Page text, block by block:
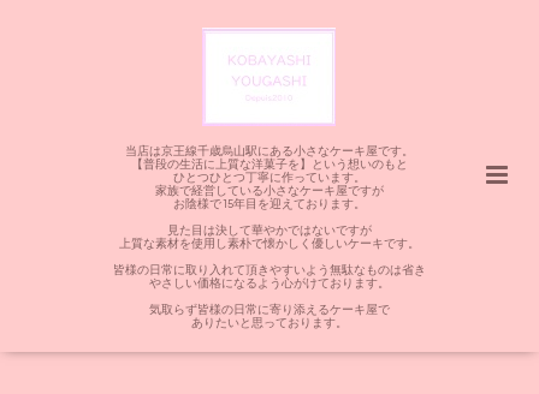
当店は京王線千歳烏山駅にある小さなケーキ屋です。
【普段の生活に上質な洋菓子を】という想いのもと
ひとつひとつ丁寧に作っています。
家族で経営している小さなケーキ屋ですが
お陰様で15年目を迎えております。
見た目は決して華やかではないですが
上質な素材を使用し素朴で懐かしく優しいケーキです。
皆様の日常に取り入れて頂きやすいよう無駄なものは省き
やさしい価格になるよう心がけております。
気取らず皆様の日常に寄り添えるケーキ屋で
ありたいと思っております。